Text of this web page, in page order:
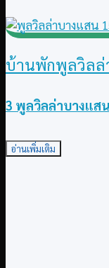
บ้านพักพูลวิลล่
3 พูลวิลล่าบางแส
อ่านเพิ่มเติม